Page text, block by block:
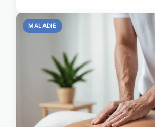
MALADIE